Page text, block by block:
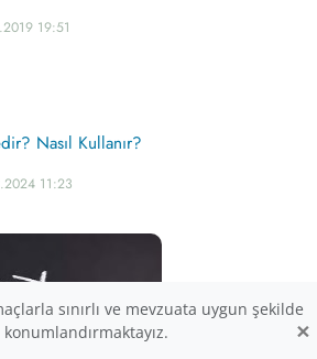
19:51
Nasıl Kullanır?
11:23
sınırlı ve mevzuata uygun şekilde
×